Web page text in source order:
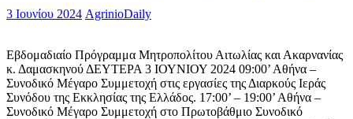
3 Ιουνίου 2024 AgrinioDaily
Εβδομαδιαίο Πρόγραμμα Μητροπολίτου Αιτωλίας και Ακαρνανίας
κ. Δαμασκηνού ΔΕΥΤΕΡΑ 3 ΙΟΥΝΙΟΥ 2024 09:00’ Αθήνα –
Συνοδικό Μέγαρο Συμμετοχή στις εργασίες της Διαρκούς Ιεράς
Συνόδου της Εκκλησίας της Ελλάδος. 17:00’ – 19:00’ Αθήνα –
Συνοδικό Μέγαρο Συμμετοχή στο Πρωτοβάθμιο Συνοδικό